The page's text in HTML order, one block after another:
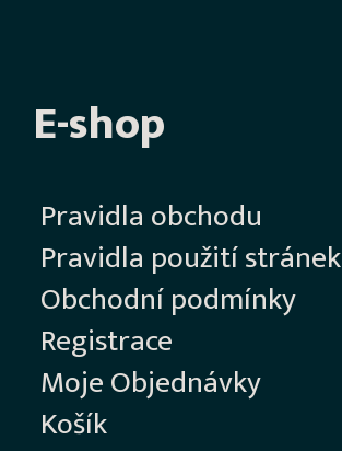
E-shop
Pravidla obchodu
Pravidla použití stránek
Obchodní podmínky
Registrace
Moje Objednávky
Košík